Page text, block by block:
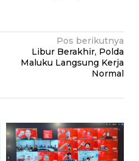
Pos berikutnya
Libur Berakhir, Polda
Maluku Langsung Kerja
Normal